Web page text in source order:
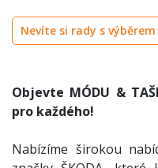
Nevíte si rady s
Objevte MÓDU &
pro každého!
Nabízíme širokou